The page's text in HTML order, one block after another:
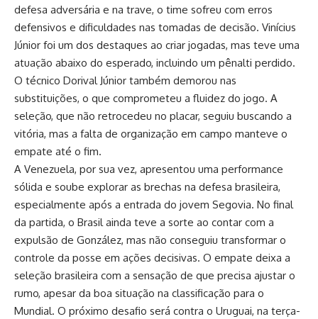
defesa adversária e na trave, o time sofreu com erros
defensivos e dificuldades nas tomadas de decisão. Vinícius
Júnior foi um dos destaques ao criar jogadas, mas teve uma
atuação abaixo do esperado, incluindo um pênalti perdido.
O técnico Dorival Júnior também demorou nas
substituições, o que comprometeu a fluidez do jogo. A
seleção, que não retrocedeu no placar, seguiu buscando a
vitória, mas a falta de organização em campo manteve o
empate até o fim.
A Venezuela, por sua vez, apresentou uma performance
sólida e soube explorar as brechas na defesa brasileira,
especialmente após a entrada do jovem Segovia. No final
da partida, o Brasil ainda teve a sorte ao contar com a
expulsão de González, mas não conseguiu transformar o
controle da posse em ações decisivas. O empate deixa a
seleção brasileira com a sensação de que precisa ajustar o
rumo, apesar da boa situação na classificação para o
Mundial. O próximo desafio será contra o Uruguai, na terça-